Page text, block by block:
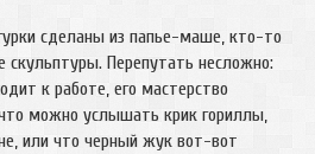
сделаны из папье-маше, кто-то
скульптуры. Перепутать несложно:
к работе, его мастерство
можно услышать крик гориллы,
или что черный жук вот-вот